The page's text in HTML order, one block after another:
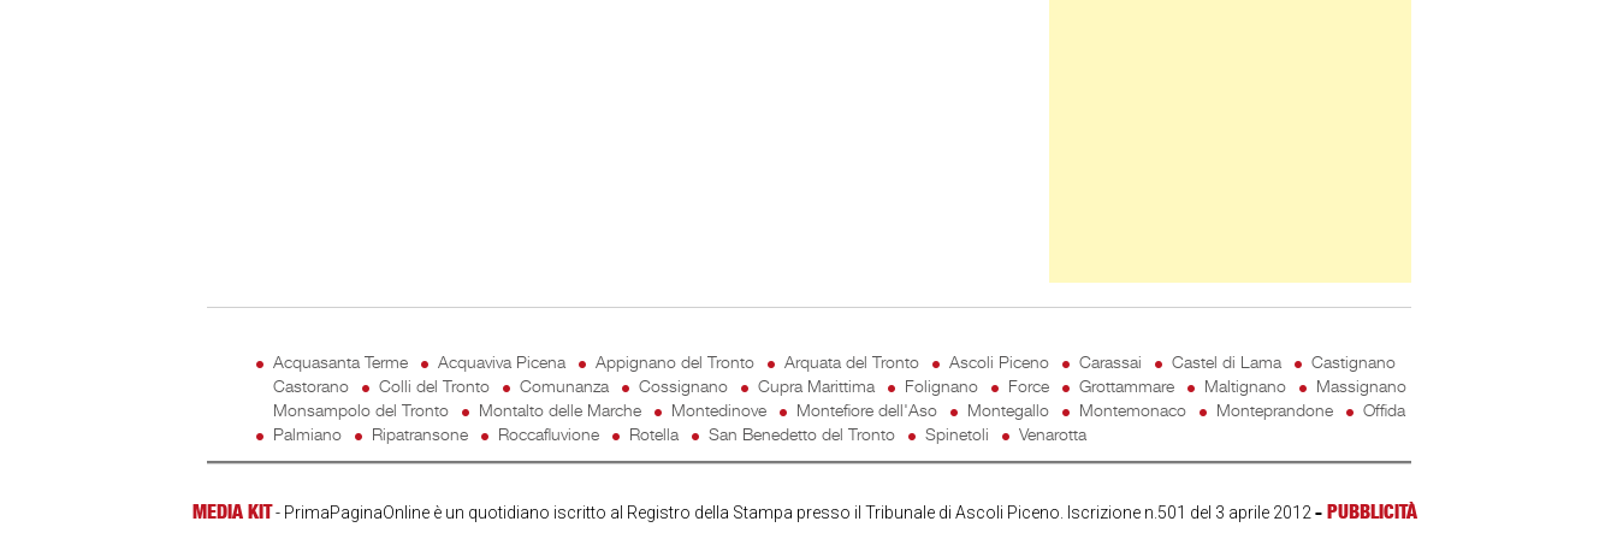
Acquasanta Terme Acquaviva Picena Appignano del Tronto Arquata del Tronto Ascoli Piceno Carassai Castel di Lama
Castignano
Castorano
Colli del Tronto Comunanza Cossignano Cupra Marittima Folignano Force Grottammare Maltignano
Massignano
Monsampolo del Tronto
Montalto delle Marche Montedinove Montefiore dell'Aso Montegallo Montemonaco Monteprandone
Offida
Palmiano
Ripatransone Roccafluvione Rotella San Benedetto del Tronto Spinetoli Venarotta
MEDIA KIT- PrimaPaginaOnline è un quotidiano iscritto al Registro della Stampa presso il Tribunale di Ascoli Piceno. Iscrizione n.501 del 3 aprile 2012- PUBBLICITÀ